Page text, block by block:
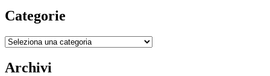
Categorie
Categorie
Archivi